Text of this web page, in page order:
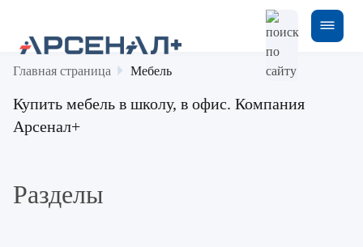
Главная страница Мебель
Купить мебель в школу, в офис. Компания
Арсенал+
Разделы